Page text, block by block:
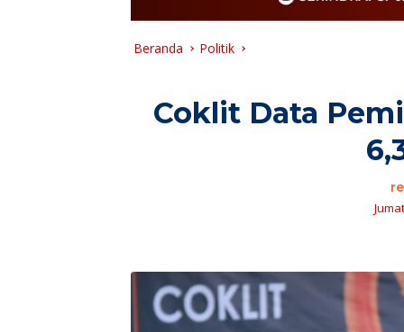
Beranda Politik
Coklit Data